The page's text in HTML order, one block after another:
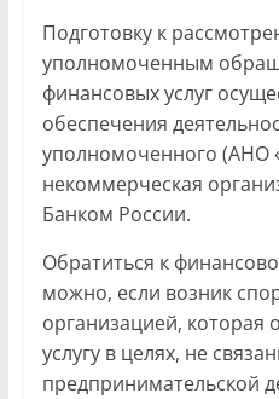
Подготовку к
уполномоченным
финансовых услуг
обеспечения
уполномоченного
некоммерческая
Банком России.
Обратиться к
можно, если возник
организацией, которая
услугу в целях, не
предпринимательской